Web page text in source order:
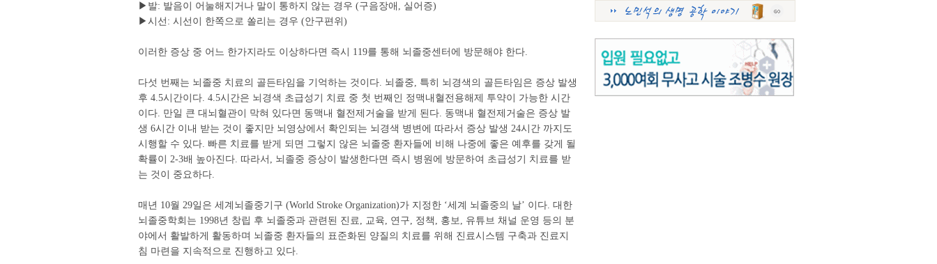
▶발: 발음이 어눌해지거나 말이 통하지 않는 경우 (구음장애, 실어증)
▶시선: 시선이 한쪽으로 쏠리는 경우 (안구편위)
이러한 증상 중 어느 한가지라도 이상하다면 즉시 119를 통해 뇌졸중센터에 방문해야 한다.
다섯 번째는 뇌졸중 치료의 골든타임을 기억하는 것이다. 뇌졸중, 특히 뇌경색의 골든타임은 증상 발생
후 4.5시간이다. 4.5시간은 뇌경색 초급성기 치료 중 첫 번째인 정맥내혈전용해제 투약이 가능한 시간
이다. 만일 큰 대뇌혈관이 막혀 있다면 동맥내 혈전제거술을 받게 된다. 동맥내 혈전제거술은 증상 발
생 6시간 이내 받는 것이 좋지만 뇌영상에서 확인되는 뇌경색 병변에 따라서 증상 발생 24시간 까지도
시행할 수 있다. 빠른 치료를 받게 되면 그렇지 않은 뇌졸중 환자들에 비해 나중에 좋은 예후를 갖게 될
확률이 2-3배 높아진다. 따라서, 뇌졸중 증상이 발생한다면 즉시 병원에 방문하여 초급성기 치료를 받
는 것이 중요하다.
매년 10월 29일은 세계뇌졸중기구 (World Stroke Organization)가 지정한 ‘세계 뇌졸중의 날’ 이다. 대한
뇌졸중학회는 1998년 창립 후 뇌졸중과 관련된 진료, 교육, 연구, 정책, 홍보, 유튜브 채널 운영 등의 분
야에서 활발하게 활동하며 뇌졸중 환자들의 표준화된 양질의 치료를 위해 진료시스템 구축과 진료지
침 마련을 지속적으로 진행하고 있다.